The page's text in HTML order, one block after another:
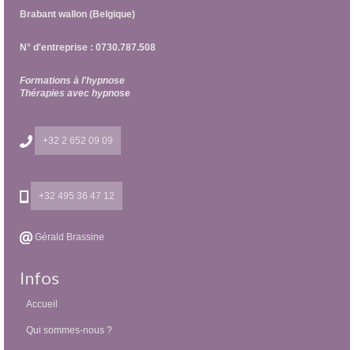
Brabant wallon (Belgique)
N° d'entreprise : 0730.787.508
Formations à l'hypnose
Thérapies avec hypnose
+32 2 652 09 09
+32 495 36 47 12
Gérald Brassine
Infos
Accueil
Qui sommes-nous ?